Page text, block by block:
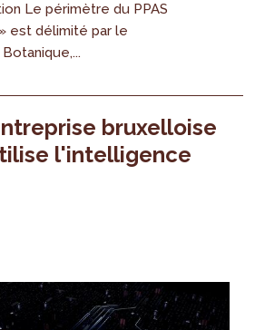
Le périmètre du PPAS
est délimité par le
bruxelloise
l'intelligence